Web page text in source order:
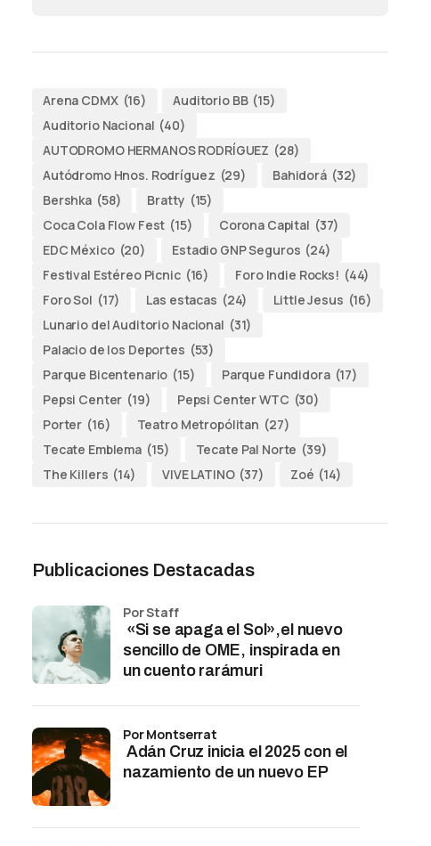
Arena CDMX (16) Auditorio BB (15)
Auditorio Nacional (40)
AUTODROMO HERMANOS RODRÍGUEZ (28)
Autódromo Hnos. Rodríguez (29) Bahidorá (32)
Bershka (58) Bratty (15)
Coca Cola Flow Fest (15) Corona Capital (37)
EDC México (20) Estadio GNP Seguros (24)
Festival Estéreo Picnic (16) Foro Indie Rocks! (44)
Foro Sol (17) Las estacas (24) Little Jesus (16)
Lunario del Auditorio Nacional (31)
Palacio de los Deportes (53)
Parque Bicentenario (15) Parque Fundidora (17)
Pepsi Center (19) Pepsi Center WTC (30)
Porter (16) Teatro Metropólitan (27)
Tecate Emblema (15) Tecate Pal Norte (39)
The Killers (14) VIVE LATINO (37) Zoé (14)
Publicaciones Destacadas
«Si se apaga el Sol»,el nuevo
sencillo de OME, inspirada en
un cuento rarámuri
por Staff
Adán Cruz inicia el 2025 con el
nazamiento de un nuevo EP
por Montserrat